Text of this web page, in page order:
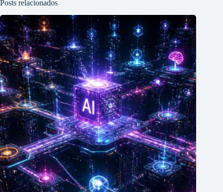
Posts relacionados